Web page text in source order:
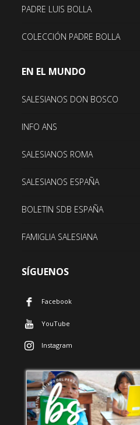
PADRE LUIS BOLLA
COLECCIÓN PADRE BOLLA
EN EL MUNDO
SALESIANOS DON BOSCO
INFO ANS
SALESIANOS ROMA
SALESIANOS ESPAÑA
BOLETIN SDB ESPAÑA
FAMIGLIA SALESIANA
SÍGUENOS
Facebook
YouTube
Instagram